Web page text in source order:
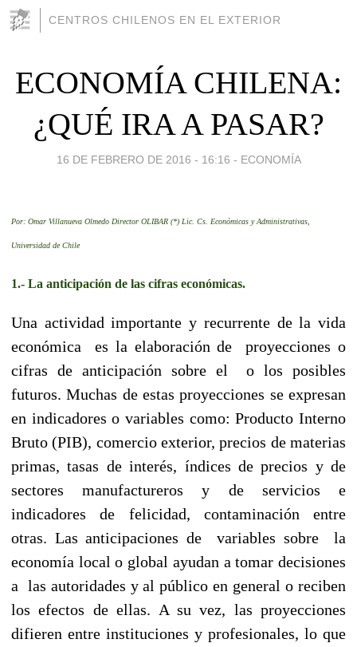
CENTROS CHILENOS EN EL EXTERIOR
ECONOMÍA CHILENA:
¿QUÉ IRA A PASAR?
16 DE FEBRERO DE 2016 - 16:16 - ECONOMÍA
Por: Omar Villanueva Olmedo Director OLIBAR (*) Lic. Cs. Económicas y Administrativas,
Universidad de Chile
1.- La anticipación de las cifras económicas.
Una actividad importante y recurrente de la vida
económica es la elaboración de proyecciones o
cifras de anticipación sobre el o los posibles
futuros. Muchas de estas proyecciones se expresan
en indicadores o variables como: Producto Interno
Bruto (PIB), comercio exterior, precios de materias
primas, tasas de interés, índices de precios y de
sectores manufactureros y de servicios e
indicadores de felicidad, contaminación entre
otras. Las anticipaciones de variables sobre la
economía local o global ayudan a tomar decisiones
a las autoridades y al público en general o reciben
los efectos de ellas. A su vez, las proyecciones
difieren entre instituciones y profesionales, lo que